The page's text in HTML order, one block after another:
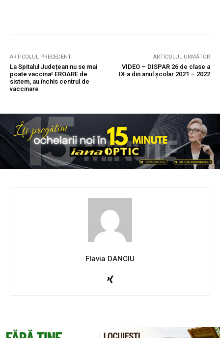
ARTICOLUL PRECEDENT
La Spitalul Județean nu se mai
poate vaccina! EROARE de
sistem, au închis centrul de
vaccinare
ARTICOLUL URMĂTOR
VIDEO – DISPAR 26 de clase a
IX-a din anul școlar 2021 – 2022
Flavia DANCIU